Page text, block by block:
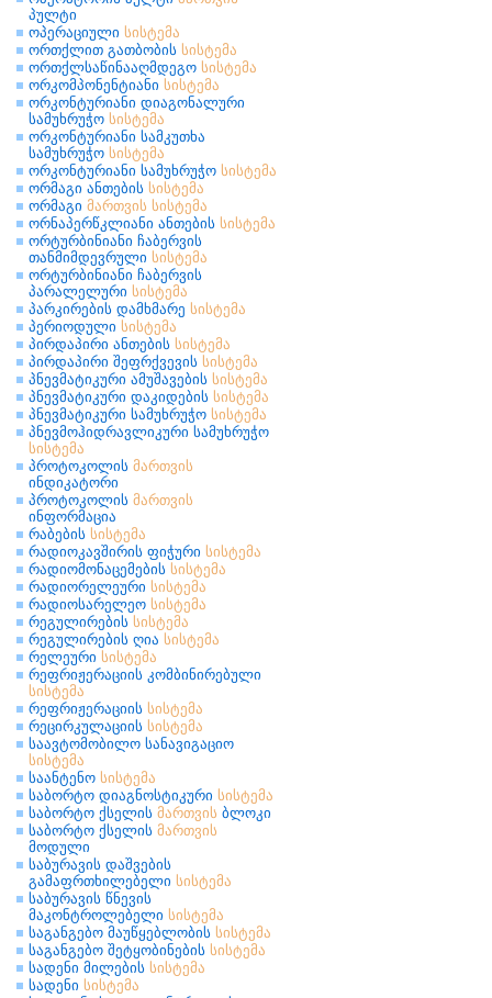
პულტი
ოპერაციული სისტემა
ორთქლით გათბობის სისტემა
ორთქლსაწინააღმდეგო სისტემა
ორკომპონენტიანი სისტემა
ორკონტურიანი დიაგონალური
სამუხრუჭო სისტემა
ორკონტურიანი სამკუთხა
სამუხრუჭო სისტემა
ორკონტურიანი სამუხრუჭო სისტემა
ორმაგი ანთების სისტემა
ორმაგი მართვის სისტემა
ორნაპერწკლიანი ანთების სისტემა
ორტურბინიანი ჩაბერვის
თანმიმდევრული სისტემა
ორტურბინიანი ჩაბერვის
პარალელური სისტემა
პარკირების დამხმარე სისტემა
პერიოდული სისტემა
პირდაპირი ანთების სისტემა
პირდაპირი შეფრქვევის სისტემა
პნევმატიკური ამუშავების სისტემა
პნევმატიკური დაკიდების სისტემა
პნევმატიკური სამუხრუჭო სისტემა
პნევმოჰიდრავლიკური სამუხრუჭო
სისტემა
პროტოკოლის მართვის
ინდიკატორი
პროტოკოლის მართვის
ინფორმაცია
რაბების სისტემა
რადიოკავშირის ფიჭური სისტემა
რადიომონაცემების სისტემა
რადიორელეური სისტემა
რადიოსარელეო სისტემა
რეგულირების სისტემა
რეგულირების ღია სისტემა
რელეური სისტემა
რეფრიჟერაციის კომბინირებული
სისტემა
რეფრიჟერაციის სისტემა
რეცირკულაციის სისტემა
საავტომობილო სანავიგაციო
სისტემა
საანტენო სისტემა
საბორტო დიაგნოსტიკური სისტემა
საბორტო ქსელის მართვის ბლოკი
საბორტო ქსელის მართვის
მოდული
საბურავის დაშვების
გამაფრთხილებელი სისტემა
საბურავის წნევის
მაკონტროლებელი სისტემა
საგანგებო მაუწყებლობის სისტემა
საგანგებო შეტყობინების სისტემა
სადენი მილების სისტემა
სადენი სისტემა